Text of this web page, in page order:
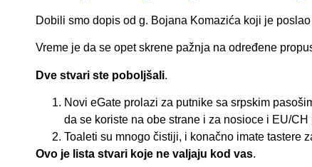
Dobili smo dopis od g. Bojana Komazića koji je
Vreme je da se opet skrene pažnja na određene
Dve stvari ste poboljšali.
Novi eGate prolazi za putnike sa srpskim
da se koriste na obe strane i za nosioce i EU/CH
Toaleti su mnogo čistiji, i konačno imate tastere
Ovo je lista stvari koje ne valjaju kod vas.